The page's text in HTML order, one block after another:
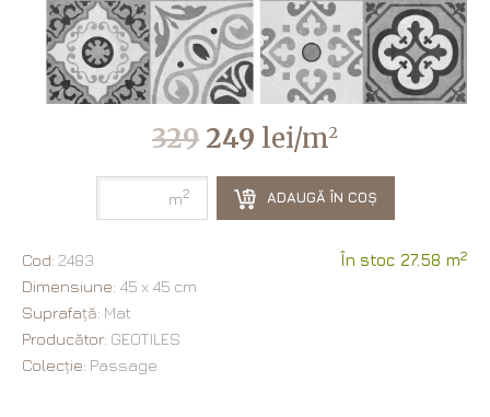
329 249 lei/m2
m2 ADAUGĂ ÎN COȘ
Cod: 2483 În stoc 27.58 m2
Dimensiune: 45 х 45 cm
Suprafață: Mat
Producător: GEOTILES
Colecție: Passage